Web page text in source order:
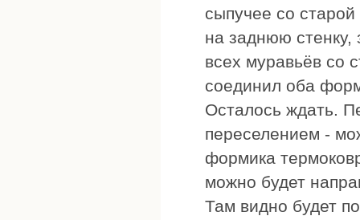
сыпучее со
на заднюю стенку,
всех муравьёв со
соединил оба
Осталось ждать.
переселением -
формика
можно будет
Там видно будет